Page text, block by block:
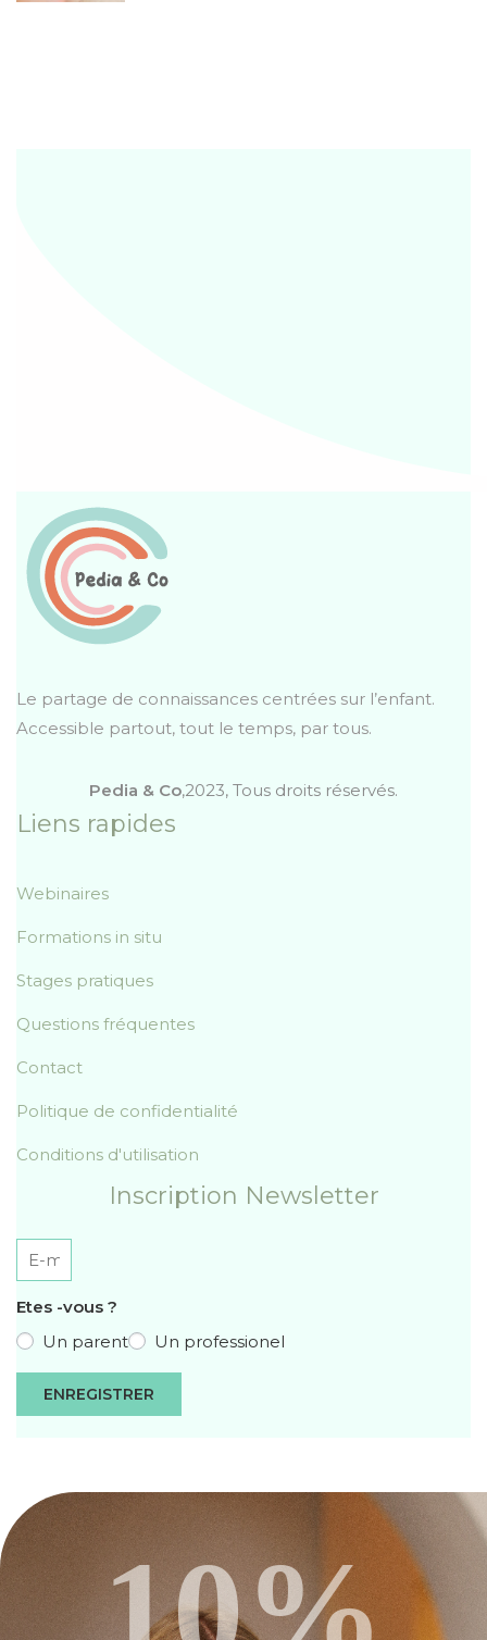
Le partage de connaissances centrées sur l’enfant.
Accessible partout, tout le temps, par tous.
Pedia & Co,2023, Tous droits réservés.
Liens rapides
Webinaires
Formations in situ
Stages pratiques
Questions fréquentes
Contact
Politique de confidentialité
Conditions d'utilisation
Inscription Newsletter
Etes -vous ?
Un parent
Un professionel
ENREGISTRER